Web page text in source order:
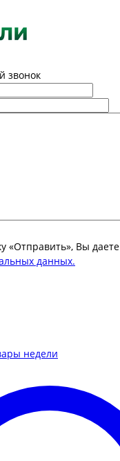
звонок
«Отправить», Вы даете
данных.
недели